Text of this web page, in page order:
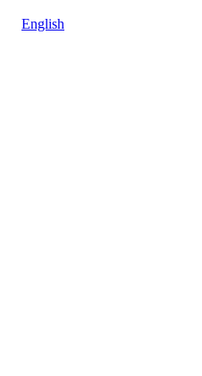
English